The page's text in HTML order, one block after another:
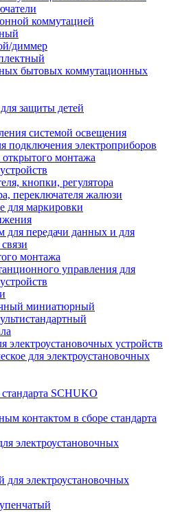
коммутацией
диммер
бытовых коммутационных
защиты детей
системой освещения
подключения электроприборов
монтажа
кнопки, регулятора
переключателя жалюзи
для маркировки
для передачи данных и для
монтажа
управления для
миниатюрный
электроустановочных устройств
для электроустановочных
стандарта SCHUKO
контактом в сборе стандарта
электроустановочных
для электроустановочных